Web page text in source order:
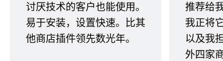
讨厌技术的客户也能使用。
易于安装，设置快速。比其
他商店插件领先数光年。
推荐给
我正将
以及我
外四家